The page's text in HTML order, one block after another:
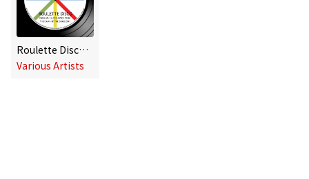
Roulette Disco: Original Club Classics From The Dawn Of The Disco Era
Various Artists